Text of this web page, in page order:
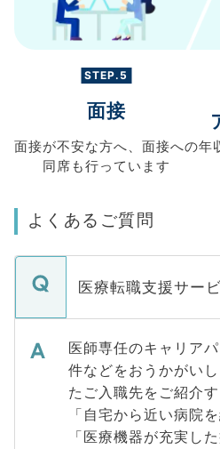
STEP.5
面接
面接が不安な方へ、 面接への
同席も行っています
年
よくあるご質問
医療転職支援サー
医師専任のキャリア
件などをおうかがい
たご入職先をご紹介す
「自宅から近い病院
「医療機器が充実し